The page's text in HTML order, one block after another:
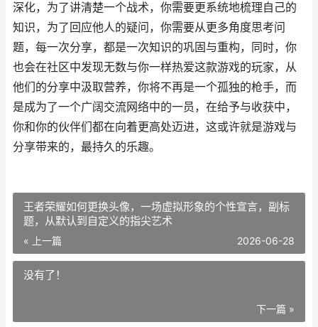
深化，为了讲清楚一个战术，你需要更系统地梳理自己的
知识，为了回应他人的疑问，你需要从更多角度思考问
题，每一次分享，都是一次知识的巩固与重构，同时，你
也会在社区中发现无数与你一样热爱这款游戏的玩家，从
他们的分享中汲取营养，你将不再是一个孤独的枪手，而
是成为了一个广阔交流网络中的一员，在给予与收获中，
你和你的伙伴们都在向着更高处迈进，这或许就是游戏与
分享带来的，最持久的乐趣。
王者荣耀如何更换头像，一场虚拟形象的个性宣言，副标
题，从默认到自定义的指尖艺术
« 上一篇 2026-06-28
没有了！
下一篇 »